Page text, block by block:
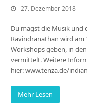
27. Dezember 2018
Du magst die Musik und
Ravindranathan wird am
Workshops geben, in
vermittelt. Weitere
hier: www.tenza.de/
Mehr Lesen